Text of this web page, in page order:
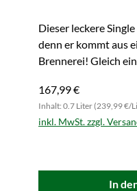
Dieser leckere
denn er kommt aus
Brennerei! Gleich
167,99 €
Inhalt: 0.7 Liter (239,99 €/
inkl. MwSt. zzgl.
In